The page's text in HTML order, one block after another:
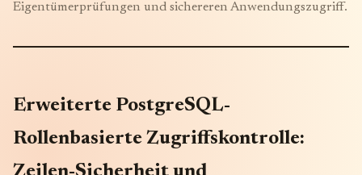
Eigentümerprüfungen und sichereren Anwendungszugriff.
Erweiterte PostgreSQL-
Rollenbasierte Zugriffskontrolle: